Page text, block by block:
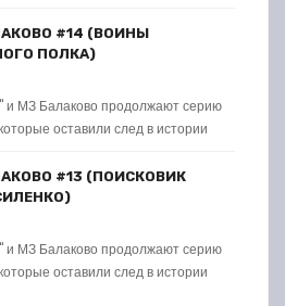
#14 (ВОИНЫ
ПОЛКА)
и МЗ Балаково продолжают серию
оставили след в истории
#13 (ПОИСКОВИК
и МЗ Балаково продолжают серию
оставили след в истории